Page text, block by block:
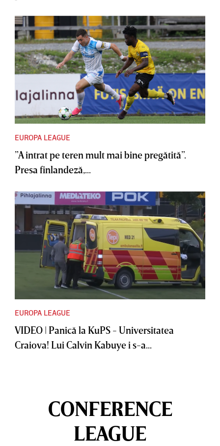
EUROPA LEAGUE
”A intrat pe teren mult mai bine pregătită”.
Presa finlandeză,...
EUROPA LEAGUE
VIDEO | Panică la KuPS - Universitatea
Craiova! Lui Calvin Kabuye i s-a...
CONFERENCE
LEAGUE